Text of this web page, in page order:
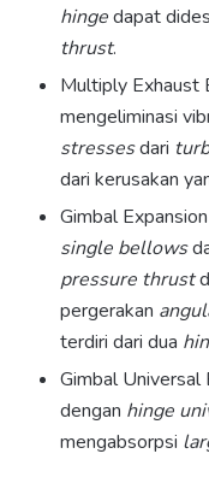
hingedapat
thrust.
Multiply Exhaust
mengeliminasi
stressesdari
dari kerusakan
Gimbal
single bellows
pressure thrust
pergerakan
terdiri dari dua
Gimbal Universal
dengan hinge
mengabsorpsi